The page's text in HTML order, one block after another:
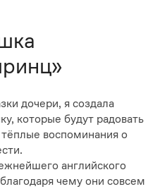
дочери, я создала
которые будут радовать
тёплые воспоминания о
английского
чему они совсем